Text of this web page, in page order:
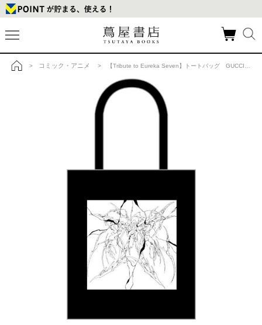
> コミック・アニメ > 【Tribute to Eureka Seven】トートバッグ GUCCIMAZEの商品詳細